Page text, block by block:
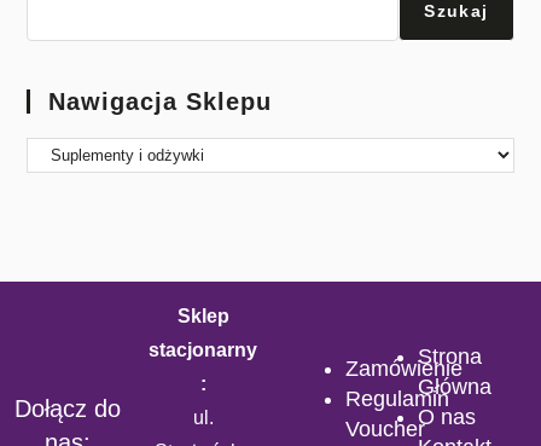
Szukaj
Nawigacja Sklepu
Dołącz do
Sklep
stacjonarny
:
ul.
Zamówienie
Regulamin
Voucher
Strona
Główna
O nas